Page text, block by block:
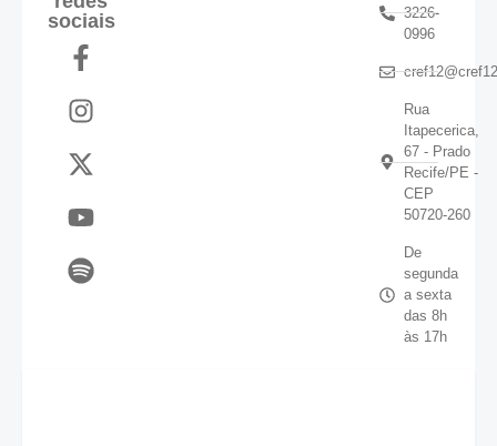
sociais
3226-
0996
Rua
Itapecerica,
67 - Prado
Recife/PE -
CEP
50720-260
De
segunda
a sexta
das 8h
às 17h